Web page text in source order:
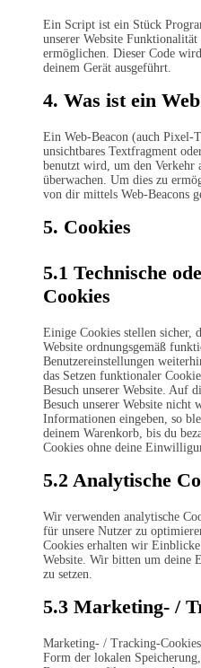
Ein Script ist ein Stück
unserer Website
ermöglichen. Dieser Code
deinem Gerät ausgeführt.
4. Was ist ein
Ein Web-Beacon (auch Pixel-
unsichtbares Textfragment
benutzt wird, um den Verkehr
überwachen. Um dies zu
von dir mittels Web-Beacons
5. Cookies
5.1 Technische
Cookies
Einige Cookies stellen sicher,
Website ordnungsgemäß
Benutzereinstellungen
das Setzen funktionaler
Besuch unserer Website. Auf
Besuch unserer Website nicht
Informationen eingeben, so
deinem Warenkorb, bis du
Cookies ohne deine
5.2 Analytische
Wir verwenden analytische
für unsere Nutzer zu
Cookies erhalten wir
Website. Wir bitten um deine
zu setzen.
5.3 Marketing- /
Marketing- / Tracking-
Form der lokalen